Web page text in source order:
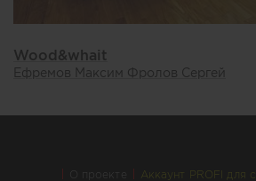
Wood&whait
Ефремов Максим Фролов Сергей
О проекте Аккаунт PROFI для